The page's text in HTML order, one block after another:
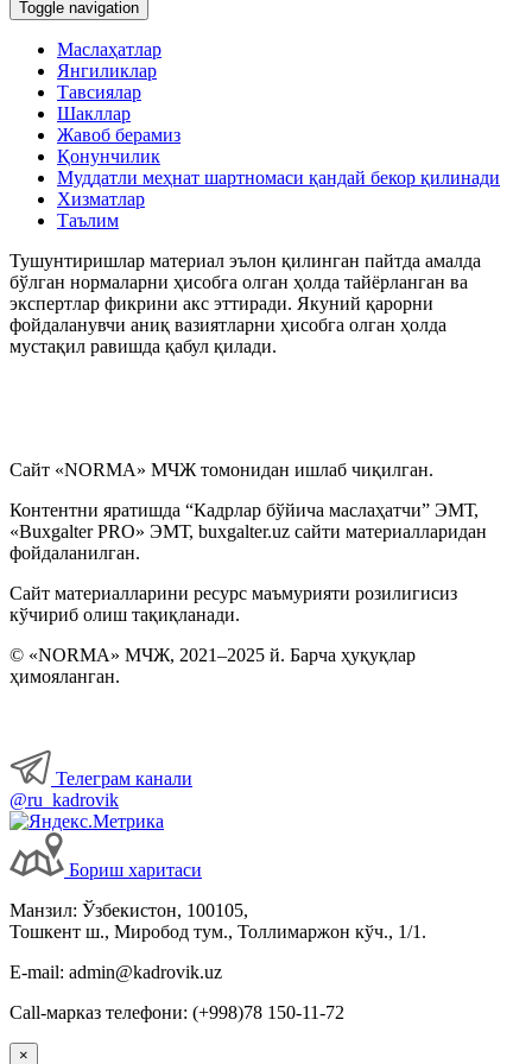
My.mehnat.uz
Иш хақи сақланмаган холда бериладиган таътилни
расмийлаштириш тўғрисидаги вазиятларнинг
маълумотлар базаси
Иш ҳақидан ушлаб қолиш ва ажратмалар
Йиллик меҳнат таътилини беришни рад этиш
тўғрисидаги вазиятларнинг маълумотлар базаси
тўғрисидаги вазиятларнинг маълумотлар базаси
Иш ҳақи, компенсация ва бошқа тўловлар
Бошқа ишга ўтиш, ўриндошлик
Меҳнат шароитларининг ўзгариши
Меҳнат шартномасини бекор қилиш
Имтиёзлар
Ходимларнинг ижтимоий таъминоти
Ишга қабул қилиш
Toggle navigation
Маслаҳатлар
Янгиликлар
Тавсиялар
Шакллар
Жавоб берамиз
Қонунчилик
Муддатли меҳнат шартномаси қандай бекор қилинади
Хизматлар
Таълим
Тушунтиришлар материал эълон қилинган пайтда амалда
бўлган нормаларни ҳисобга олган ҳолда тайёрланган ва
экспертлар фикрини акс эттиради. Якуний қарорни
фойдаланувчи аниқ вазиятларни ҳисобга олган ҳолда
мустақил равишда қабул қилади.
Сайт «NORMA» МЧЖ томонидан ишлаб чиқилган.
Контентни яратишда “Кадрлар бўйича маслаҳатчи” ЭМТ,
«Buxgalter PRO» ЭМТ, buxgalter.uz сайти материалларидан
фойдаланилган.
Сайт материалларини ресурс маъмурияти розилигисиз
кўчириб олиш тақиқланади.
© «NORMA» МЧЖ, 2021–2025 й. Барча ҳуқуқлар
ҳимояланган.
Телеграм канали
@ru_kadrovik
Бориш харитаси
Манзил: Ўзбекистон, 100105,
Тошкент ш., Миробод тум., Толлимаржон кўч., 1/1.
E-mail: admin@kadrovik.uz
Call-марказ телефони: (+998)78 150-11-72
×